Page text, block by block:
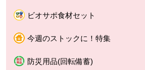
ビオサポ食材セット
今週のストックに！特集
防災用品(回転備蓄)